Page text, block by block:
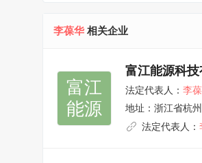
李葆华相关企业
富江
能源
富江能源科技
法定代表人： 李
地址： 浙江省杭
法定代表人：